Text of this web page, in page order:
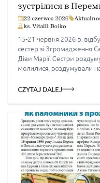
зустрілися в
22 czerwca 2026
ks. Vitalii Boiko
15-21 червня 2026 р.
сестер зі Згромадження
Діви Марії. Сестри
молилися, роздумували
розпізнаванні покликань.
Сербія, Польща, Україна
CZYTAJ DALEJ